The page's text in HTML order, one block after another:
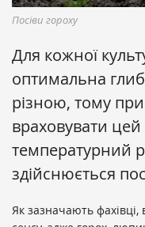
Посіви гороху
Для кожної
оптимальна
різною, тому при
враховувати
температурний
здійснюється
Як зазначають фахівці,